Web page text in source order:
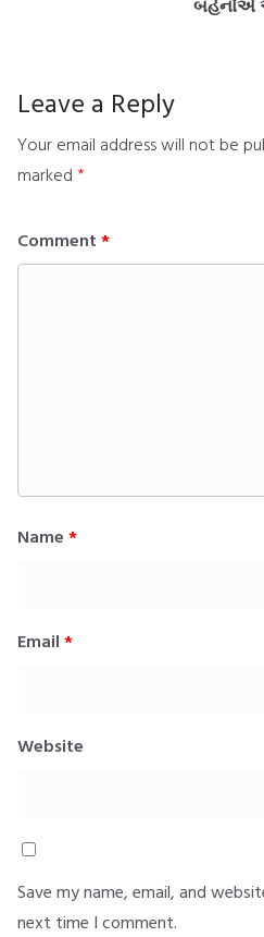
બહેનોએ
Leave a Reply
Your email address will not be
marked *
Comment *
Name *
Email *
Website
Save my name, email, and
next time I comment.